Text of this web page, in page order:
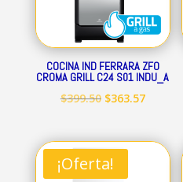
COCINA IND FERRARA ZFO
CROMA GRILL C24 S01 INDU_A
$399.50 El
original
era:
$363.57El
actual
¡Oferta!